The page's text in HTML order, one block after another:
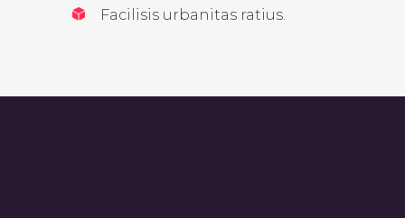
Facilisis urbanitas ratius.